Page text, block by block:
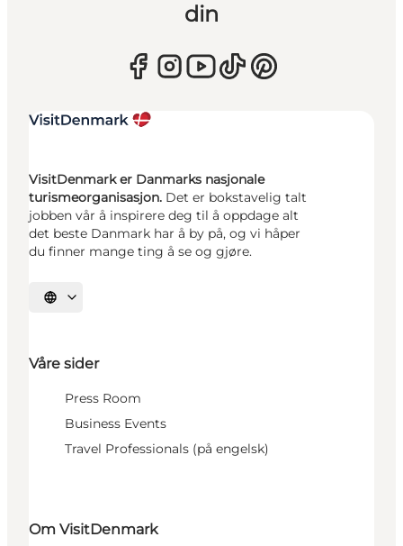
din
VisitDenmark er Danmarks nasjonale
turismeorganisasjon. Det er bokstavelig talt
jobben vår å inspirere deg til å oppdage alt
det beste Danmark har å by på, og vi håper
du finner mange ting å se og gjøre.
Velg språk
Våre sider
Press Room
Business Events
Travel Professionals (på engelsk)
Om VisitDenmark